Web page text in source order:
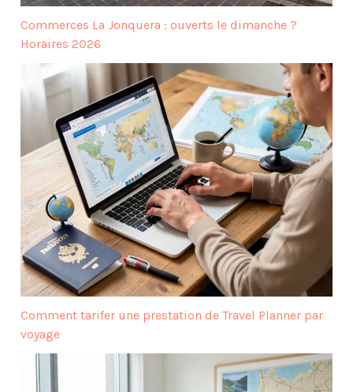
Commerces La Jonquera : ouverts le dimanche ?
Horaires 2026
Comment tarifer une prestation de Travel Planner par
voyage